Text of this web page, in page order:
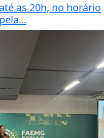
as 20h, no horário